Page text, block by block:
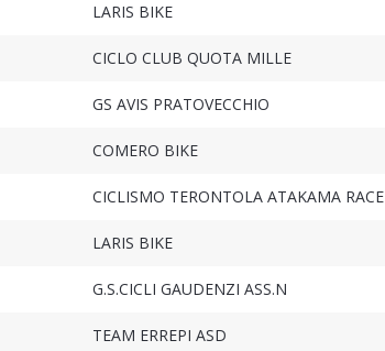
LARIS BIKE
CICLO CLUB QUOTA MILLE
GS AVIS PRATOVECCHIO
COMERO BIKE
CICLISMO TERONTOLA ATAKAMA RACE
LARIS BIKE
G.S.CICLI GAUDENZI ASS.N
TEAM ERREPI ASD